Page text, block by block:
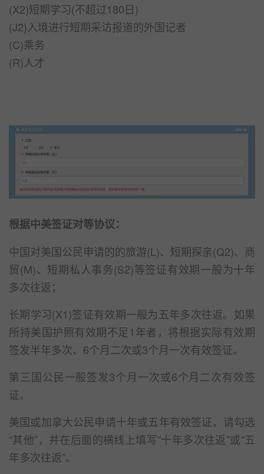
(X2)短期学习(不超过180日)
(J2)入境进行短期采访报道的外国记者
(C)乘务
(R)人才
根据中美签证对等协议：
中国对美国公民申请的的旅游(L)、短期探亲(Q2)、商
贸(M)、短期私人事务(S2)等签证有效期一般为十年
多次往返；
长期学习(X1)签证有效期一般为五年多次往返。如果
所持美国护照有效期不足1年者，将根据实际有效期
签发半年多次、6个月二次或3个月一次有效签证。
第三国公民一般签发3个月一次或6个月二次有效签
证。
美国或加拿大公民申请十年或五年有效签证，请勾选
“其他”，并在后面的横线上填写“十年多次往返”或“五
年多次往返”。